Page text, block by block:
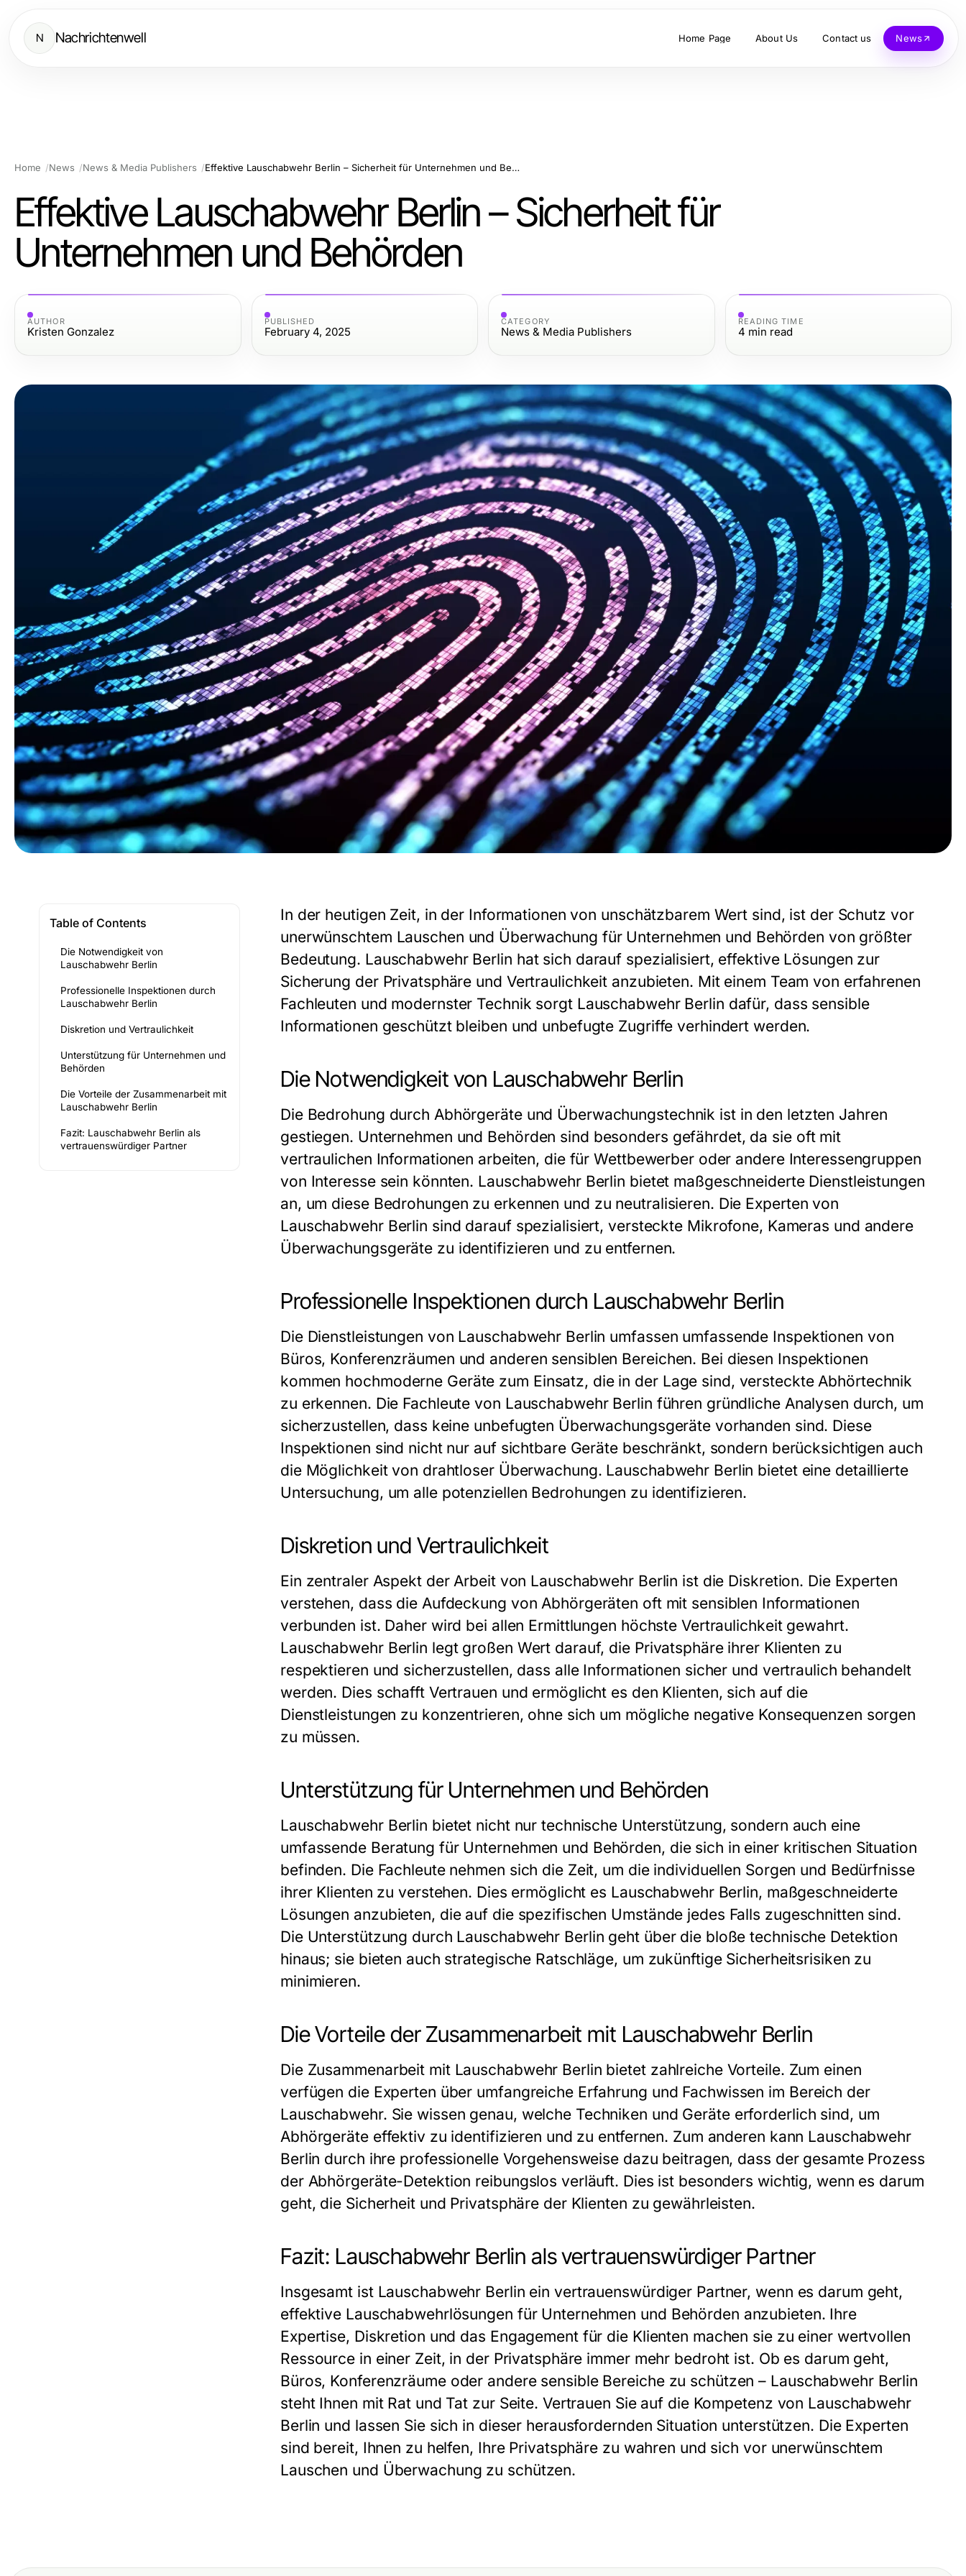
N Nachrichtenwell Home Page About Us Contact us News
Home News News & Media Publishers Effektive Lauschabwehr Berlin – Sicherheit für Unternehmen und Behörden
Effektive Lauschabwehr Berlin – Sicherheit für
Unternehmen und Behörden
AUTHOR
Kristen Gonzalez
PUBLISHED
February 4, 2025
CATEGORY
News & Media Publishers
READING TIME
4 min read
Table of Contents
Die Notwendigkeit von
Lauschabwehr Berlin
Professionelle Inspektionen durch
Lauschabwehr Berlin
Diskretion und Vertraulichkeit
Unterstützung für Unternehmen und
Behörden
Die Vorteile der Zusammenarbeit mit
Lauschabwehr Berlin
Fazit: Lauschabwehr Berlin als
vertrauenswürdiger Partner
In der heutigen Zeit, in der Informationen von unschätzbarem Wert sind, ist der Schutz vor
unerwünschtem Lauschen und Überwachung für Unternehmen und Behörden von größter
Bedeutung. Lauschabwehr Berlin hat sich darauf spezialisiert, effektive Lösungen zur
Sicherung der Privatsphäre und Vertraulichkeit anzubieten. Mit einem Team von erfahrenen
Fachleuten und modernster Technik sorgt Lauschabwehr Berlin dafür, dass sensible
Informationen geschützt bleiben und unbefugte Zugriffe verhindert werden.
Die Notwendigkeit von Lauschabwehr Berlin
Die Bedrohung durch Abhörgeräte und Überwachungstechnik ist in den letzten Jahren
gestiegen. Unternehmen und Behörden sind besonders gefährdet, da sie oft mit
vertraulichen Informationen arbeiten, die für Wettbewerber oder andere Interessengruppen
von Interesse sein könnten. Lauschabwehr Berlin bietet maßgeschneiderte Dienstleistungen
an, um diese Bedrohungen zu erkennen und zu neutralisieren. Die Experten von
Lauschabwehr Berlin sind darauf spezialisiert, versteckte Mikrofone, Kameras und andere
Überwachungsgeräte zu identifizieren und zu entfernen.
Professionelle Inspektionen durch Lauschabwehr Berlin
Die Dienstleistungen von Lauschabwehr Berlin umfassen umfassende Inspektionen von
Büros, Konferenzräumen und anderen sensiblen Bereichen. Bei diesen Inspektionen
kommen hochmoderne Geräte zum Einsatz, die in der Lage sind, versteckte Abhörtechnik
zu erkennen. Die Fachleute von Lauschabwehr Berlin führen gründliche Analysen durch, um
sicherzustellen, dass keine unbefugten Überwachungsgeräte vorhanden sind. Diese
Inspektionen sind nicht nur auf sichtbare Geräte beschränkt, sondern berücksichtigen auch
die Möglichkeit von drahtloser Überwachung. Lauschabwehr Berlin bietet eine detaillierte
Untersuchung, um alle potenziellen Bedrohungen zu identifizieren.
Diskretion und Vertraulichkeit
Ein zentraler Aspekt der Arbeit von Lauschabwehr Berlin ist die Diskretion. Die Experten
verstehen, dass die Aufdeckung von Abhörgeräten oft mit sensiblen Informationen
verbunden ist. Daher wird bei allen Ermittlungen höchste Vertraulichkeit gewahrt.
Lauschabwehr Berlin legt großen Wert darauf, die Privatsphäre ihrer Klienten zu
respektieren und sicherzustellen, dass alle Informationen sicher und vertraulich behandelt
werden. Dies schafft Vertrauen und ermöglicht es den Klienten, sich auf die
Dienstleistungen zu konzentrieren, ohne sich um mögliche negative Konsequenzen sorgen
zu müssen.
Unterstützung für Unternehmen und Behörden
Lauschabwehr Berlin bietet nicht nur technische Unterstützung, sondern auch eine
umfassende Beratung für Unternehmen und Behörden, die sich in einer kritischen Situation
befinden. Die Fachleute nehmen sich die Zeit, um die individuellen Sorgen und Bedürfnisse
ihrer Klienten zu verstehen. Dies ermöglicht es Lauschabwehr Berlin, maßgeschneiderte
Lösungen anzubieten, die auf die spezifischen Umstände jedes Falls zugeschnitten sind.
Die Unterstützung durch Lauschabwehr Berlin geht über die bloße technische Detektion
hinaus; sie bieten auch strategische Ratschläge, um zukünftige Sicherheitsrisiken zu
minimieren.
Die Vorteile der Zusammenarbeit mit Lauschabwehr Berlin
Die Zusammenarbeit mit Lauschabwehr Berlin bietet zahlreiche Vorteile. Zum einen
verfügen die Experten über umfangreiche Erfahrung und Fachwissen im Bereich der
Lauschabwehr. Sie wissen genau, welche Techniken und Geräte erforderlich sind, um
Abhörgeräte effektiv zu identifizieren und zu entfernen. Zum anderen kann Lauschabwehr
Berlin durch ihre professionelle Vorgehensweise dazu beitragen, dass der gesamte Prozess
der Abhörgeräte-Detektion reibungslos verläuft. Dies ist besonders wichtig, wenn es darum
geht, die Sicherheit und Privatsphäre der Klienten zu gewährleisten.
Fazit: Lauschabwehr Berlin als vertrauenswürdiger Partner
Insgesamt ist Lauschabwehr Berlin ein vertrauenswürdiger Partner, wenn es darum geht,
effektive Lauschabwehrlösungen für Unternehmen und Behörden anzubieten. Ihre
Expertise, Diskretion und das Engagement für die Klienten machen sie zu einer wertvollen
Ressource in einer Zeit, in der Privatsphäre immer mehr bedroht ist. Ob es darum geht,
Büros, Konferenzräume oder andere sensible Bereiche zu schützen – Lauschabwehr Berlin
steht Ihnen mit Rat und Tat zur Seite. Vertrauen Sie auf die Kompetenz von Lauschabwehr
Berlin und lassen Sie sich in dieser herausfordernden Situation unterstützen. Die Experten
sind bereit, Ihnen zu helfen, Ihre Privatsphäre zu wahren und sich vor unerwünschtem
Lauschen und Überwachung zu schützen.